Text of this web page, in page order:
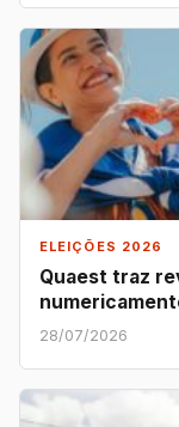
ELEIÇÕES 2026
Quaest traz
28/07/2026